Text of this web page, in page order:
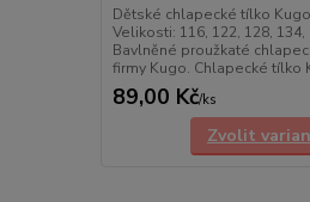
Dětské chlapecké tílko
Velikosti: 116, 122, 128, 134,
Bavlněné proužkaté
firmy Kugo. Chlapecké tílko
89,00 Kč/ks
Zvolit